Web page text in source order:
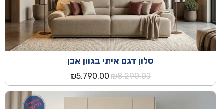
סלון דגם איתי בגוון אבן
₪8,290.00
המחיר
המקורי
היה:
₪5,790.00
הנוכחי
הוא:
₪5,790.00.